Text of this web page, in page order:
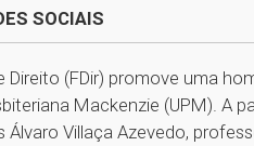
SOCIAIS
(FDir) promove uma
Mackenzie (UPM). A
Villaça Azevedo,